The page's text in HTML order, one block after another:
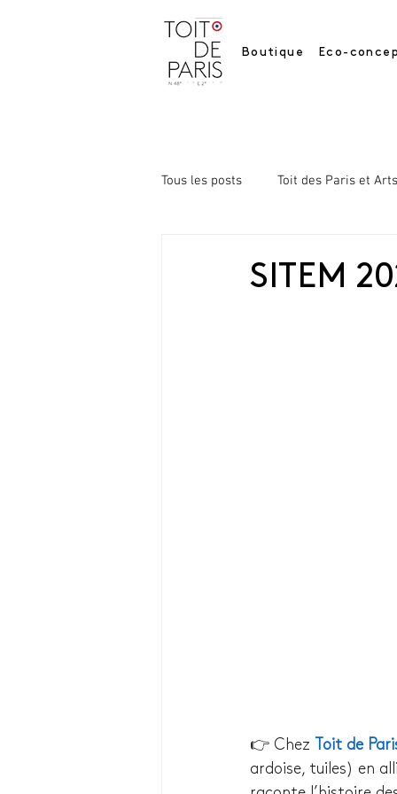
Boutique Eco-
Tous les posts Toit des Paris et Arts
SITEM
👉 Chez
Toit de
ardoise, tuiles) en